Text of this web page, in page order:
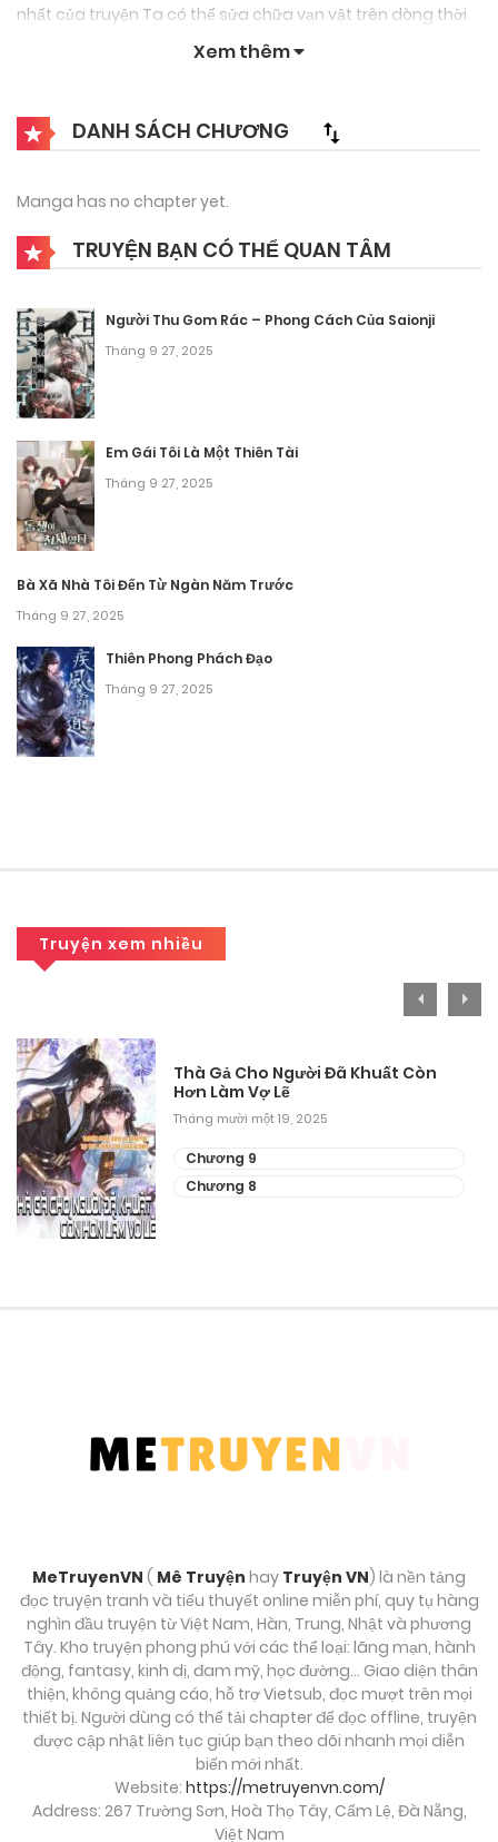
nhất của truyện Ta có thể sửa chữa vạn vật trên dòng thời
Xem thêm
DANH SÁCH CHƯƠNG
Manga has no chapter yet.
TRUYỆN BẠN CÓ THỂ QUAN TÂM
Người Thu Gom Rác – Phong Cách Của Saionji
Tháng 9 27, 2025
Em Gái Tôi Là Một Thiên Tài
Tháng 9 27, 2025
Bà Xã Nhà Tôi Đến Từ Ngàn Năm Trước
Tháng 9 27, 2025
Thiên Phong Phách Đạo
Tháng 9 27, 2025
Truyện xem nhiều
Thà Gả Cho Người Đã Khuất Còn
Hơn Làm Vợ Lẽ
Tháng mười một 19, 2025
Chương 9
Chương 8
MeTruyenVN ( Mê Truyện hay Truyện VN) là nền tảng
đọc truyện tranh và tiểu thuyết online miễn phí, quy tụ hàng
nghìn đầu truyện từ Việt Nam, Hàn, Trung, Nhật và phương
Tây. Kho truyện phong phú với các thể loại: lãng mạn, hành
động, fantasy, kinh dị, đam mỹ, học đường… Giao diện thân
thiện, không quảng cáo, hỗ trợ Vietsub, đọc mượt trên mọi
thiết bị. Người dùng có thể tải chapter để đọc offline, truyện
được cập nhật liên tục giúp bạn theo dõi nhanh mọi diễn
biến mới nhất.
Website: https://metruyenvn.com/
Address: 267 Trường Sơn, Hoà Thọ Tây, Cẩm Lệ, Đà Nẵng,
Việt Nam